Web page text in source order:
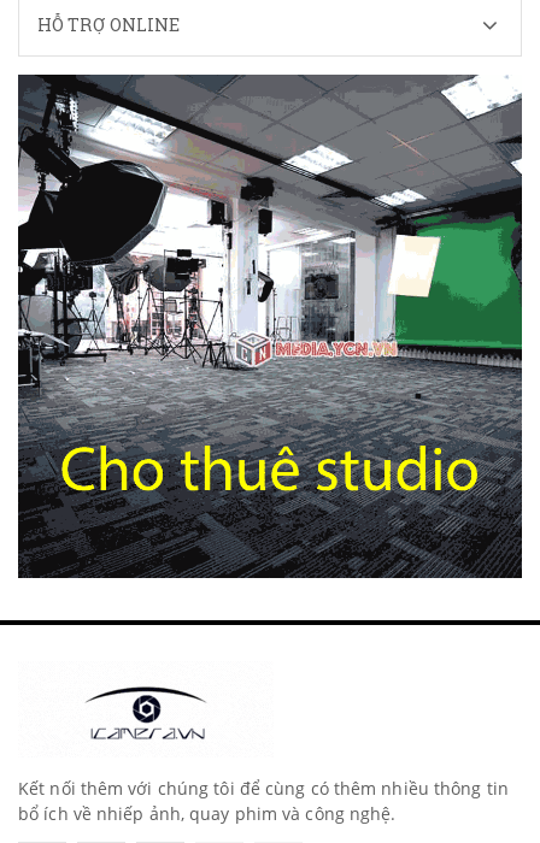
HỖ TRỢ ONLINE
Kết nối thêm với chúng tôi để cùng có thêm nhiều thông tin
bổ ích về nhiếp ảnh, quay phim và công nghệ.